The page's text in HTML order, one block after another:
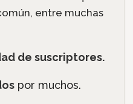
entre muchas
de suscriptores.
por muchos.